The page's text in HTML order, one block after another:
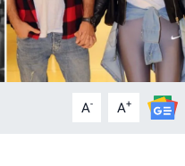
A- A+